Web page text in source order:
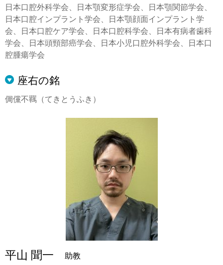
日本口腔外科学会、日本顎変形症学会、日本顎関節学会、
日本口腔インプラント学会、日本顎顔面インプラント学
会、日本口腔ケア学会、日本口腔科学会、日本有病者歯科
学会、日本頭頸部癌学会、日本小児口腔外科学会、日本口
腔腫瘍学会
座右の銘
倜儻不羈（てきとうふき）
平山 聞一
助教